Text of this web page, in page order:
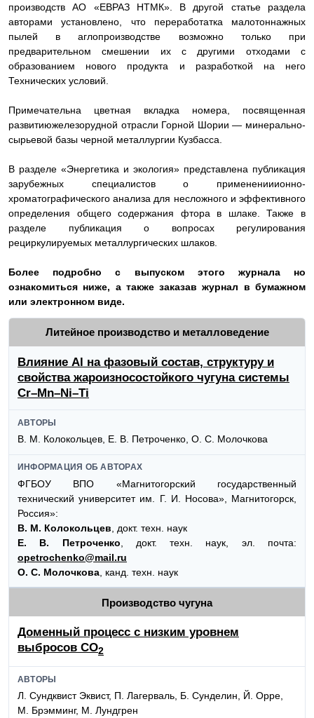
производств АО «ЕВРАЗ НТМК». В другой статье раздела
авторами установлено, что переработатка малотоннажных
пылей в аглопроизводстве возможно только при
предварительном смешении их с другими отходами с
образованием нового продукта и разработкой на него
Технических условий.
Примечательна цветная вкладка номера, посвященная
развитиюжелезорудной отрасли Горной Шории — минерально-
сырьевой базы черной металлургии Кузбасса.
В разделе «Энергетика и экология» представлена публикация
зарубежных специалистов о примененииионно-
хроматографического анализа для несложного и эффективного
определения общего содержания фтора в шлаке.Также в
разделе публикация о вопросах регулирования
рециркулируемых металлургических шлаков.
Более подробно с выпуском этого журнала но
ознакомиться ниже, а также заказав журнал в бумажном
или электронном виде.
Литейное производство и металловедение
Влияние Al на фазовый состав, структуру и
свойства жароизносостойкого чугуна системы
Cr–Mn–Ni–Ti
АВТОРЫ
В. М. Колокольцев, Е. В. Петроченко, О. С. Молочкова
ИНФОРМАЦИЯ ОБ АВТОРАХ
ФГБОУ ВПО «Магнитогорский государственный
технический университет им. Г. И. Носова», Магнитогорск,
Россия»:
В. М. Колокольцев , докт. техн. наук
Е. В. Петроченко , докт. техн. наук, эл. почта:
opetrochenko@mail.ru
О. С. Молочкова , канд. техн. наук
Производство чугуна
Доменный процесс с низким уровнем
выбросов CO2
АВТОРЫ
Л. Сундквист Эквист, П. Лагерваль, Б. Сунделин, Й. Орре,
М. Брэмминг, М. Лундгрен